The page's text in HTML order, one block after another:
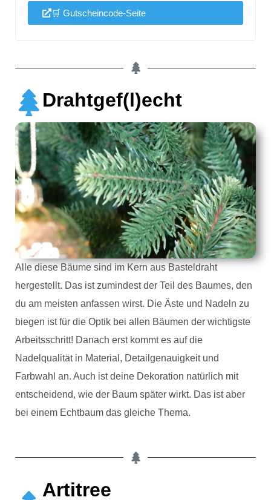
🛒 Gutscheincode-Seite
Drahtgef(l)echt
Alle diese Bäume sind im Kern aus Basteldraht
hergestellt. Das ist zumindest der Teil des Baumes, den
du am meisten anfassen wirst. Die Äste und Nadeln zu
biegen ist für die Optik bei allen Bäumen der wichtigste
Arbeitsschritt! Danach erst kommt es auf die
Nadelqualität in Material, Detailgenauigkeit und
Farbwahl an. Auch ist deine Dekoration natürlich mit
entscheidend, wie der Baum später wirkt. Das ist aber
bei einem Echtbaum das gleiche Thema.
Artitree